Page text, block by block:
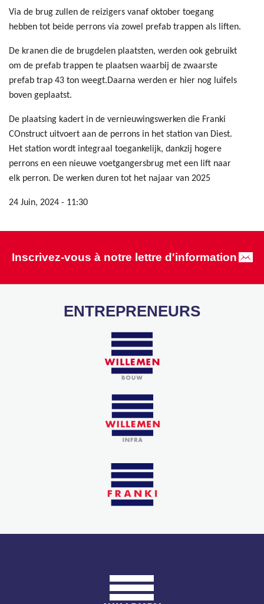
Via de brug zullen de reizigers vanaf oktober toegang
hebben tot beide perrons via zowel prefab trappen als liften.
De kranen die de brugdelen plaatsten, werden ook gebruikt
om de prefab trappen te plaatsen waarbij de zwaarste
prefab trap 43 ton weegt.Daarna werden er hier nog luifels
boven geplaatst.
De plaatsing kadert in de vernieuwingswerken die Franki
COnstruct uitvoert aan de perrons in het station van Diest.
Het station wordt integraal toegankelijk, dankzij hogere
perrons en een nieuwe voetgangersbrug met een lift naar
elk perron. De werken duren tot het najaar van 2025
24 Juin, 2024 - 11:30
Inscrivez-vous à notre lettre d'information
ENTREPRENEURS